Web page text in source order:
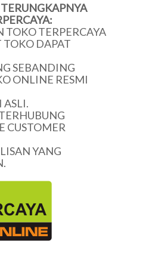
TOKO TERPERCAYA
DAPAT
SEBANDING
ONLINE RESMI
ASLI.
CUSTOMER
YANG